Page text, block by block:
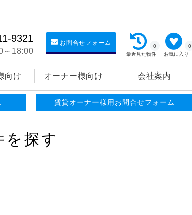
お気に入り
0
最近見た物件
0
お問合せフォーム
9321
～18:00
向け オーナー様向け 会社案内
賃貸オーナー様用お問合せフォーム
を探す